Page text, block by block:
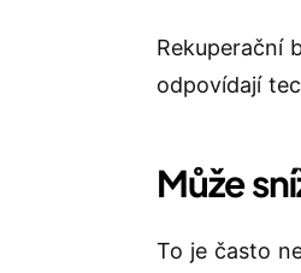
Rekuperační
odpovídají
Může
To je často